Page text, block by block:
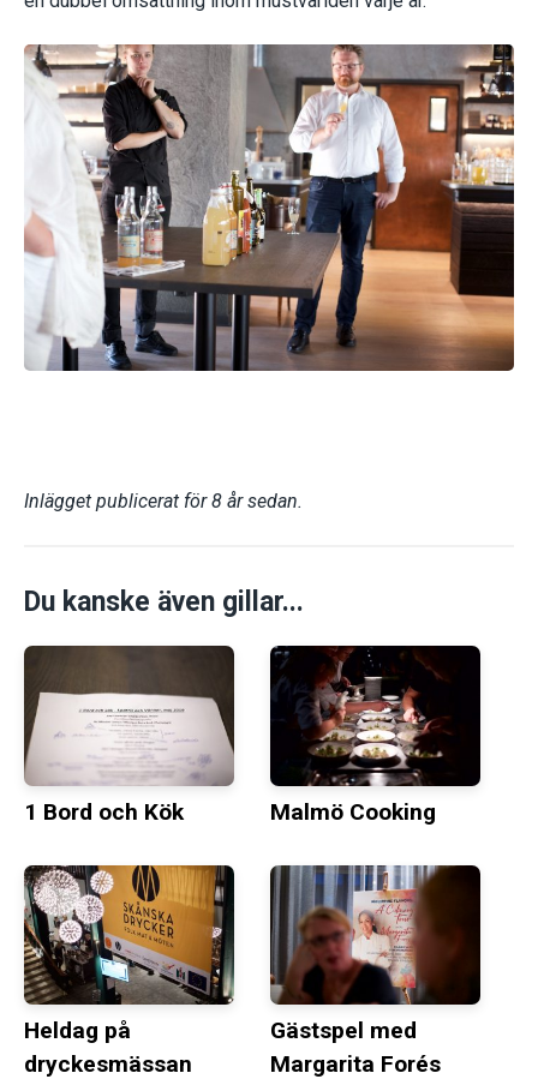
Inlägget publicerat för 8 år sedan.
Du kanske även gillar...
1 Bord och Kök Malmö Cooking
Heldag på
dryckesmässan
Gästspel med
Margarita Forés